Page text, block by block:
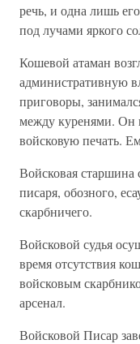
речь, и одна лишь
под лучами яркого
Кошевой атаман
административную
приговоры,
между куренями. Он
войсковую печать.
Войсковая старшина
писаря, обозного,
скарбничего.
Войсковой судья
время отсутствия
войсковым
арсенал.
Войсковой Писар